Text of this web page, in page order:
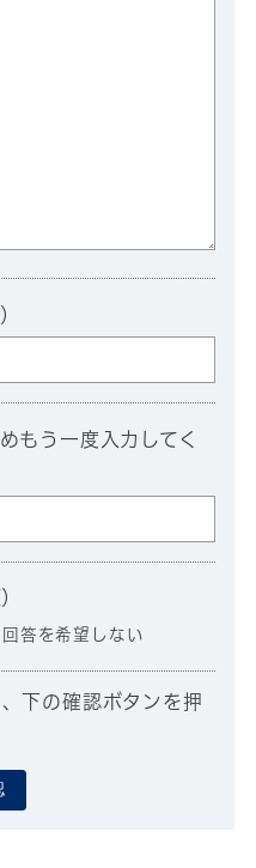
もう一度入力してく
）
回答を希望しない
下の確認ボタンを押